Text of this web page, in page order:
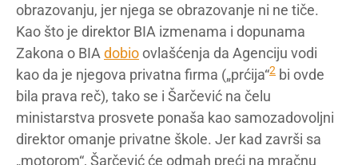
obrazovanju, jer njega se obrazovanje ni ne tiče.
Kao što je direktor BIA izmenama i dopunama
Zakona o BIA dobioovlašćenja da Agenciju vodi
kao da je njegova privatna firma („prćija“2 bi ovde
bila prava reč), tako se i Šarčević na čelu
ministarstva prosvete ponaša kao samozadovoljni
direktor omanje privatne škole. Jer kad završi sa
„motorom“, Šarčević će odmah preći na mračnu